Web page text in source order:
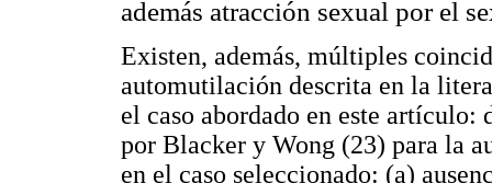
además atracción sexual por el
Existen, además, múltiples
automutilación descrita en la
el caso abordado en este artículo:
por Blacker y Wong (23) para la
en el caso seleccionado: (a)